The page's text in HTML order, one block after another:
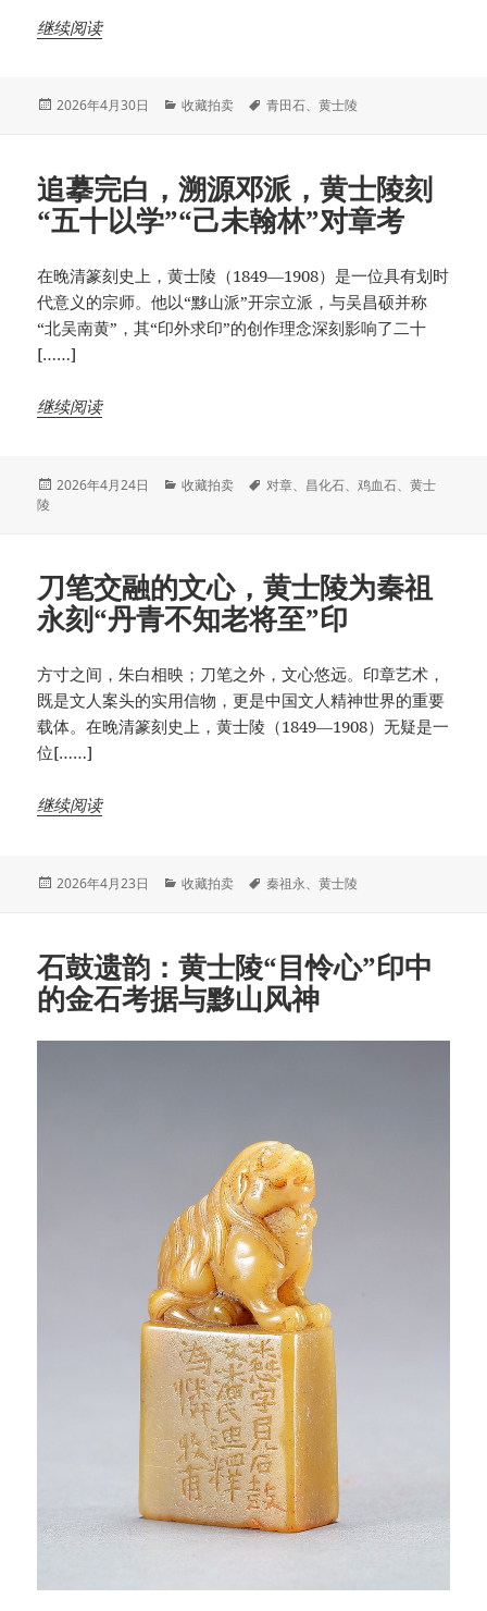
继续阅读
发
2026年4月30日
分
收藏拍卖
标
青田石、黄士陵
追摹完白，溯源邓派，黄士陵刻
“五十以学”“己未翰林”对章考
在晚清篆刻史上，黄士陵（1849—1908）是一位具有划时
代意义的宗师。他以“黟山派”开宗立派，与吴昌硕并称
“北吴南黄”，其“印外求印”的创作理念深刻影响了二十
[……]
继续阅读
发
2026年4月24日
分
收藏拍卖
标
对章、 昌化石、鸡血石、黄士
陵
刀笔交融的文心，黄士陵为秦祖
永刻“丹青不知老将至”印
方寸之间，朱白相映；刀笔之外，文心悠远。印章艺术，
既是文人案头的实用信物，更是中国文人精神世界的重要
载体。在晚清篆刻史上，黄士陵（1849—1908）无疑是一
位[……]
继续阅读
发
2026年4月23日
分
收藏拍卖
标
秦祖永、黄士陵
石鼓遗韵：黄士陵“目怜心”印中
的金石考据与黟山风神